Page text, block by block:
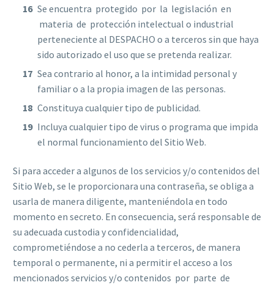
Se encuentra protegido por la legislación en
materia de protección intelectual o industrial
perteneciente al DESPACHO o a terceros sin que haya
sido autorizado el uso que se pretenda realizar.
Sea contrario al honor, a la intimidad personal y
familiar o a la propia imagen de las personas.
Constituya cualquier tipo de publicidad.
Incluya cualquier tipo de virus o programa que impida
el normal funcionamiento del Sitio Web.
Si para acceder a algunos de los servicios y/o contenidos del
Sitio Web, se le proporcionara una contraseña, se obliga a
usarla de manera diligente, manteniéndola en todo
momento en secreto. En consecuencia, será responsable de
su adecuada custodia y confidencialidad,
comprometiéndose a no cederla a terceros, de manera
temporal o permanente, ni a permitir el acceso a los
mencionados servicios y/o contenidos por parte de